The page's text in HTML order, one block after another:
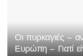
Οι πυρκαγιές –
Ευρώπη – Γιατί